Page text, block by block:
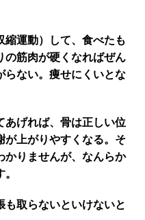
運動）して、食べたも
の筋肉が硬くなればぜん
らない。痩せにくいとな
あげれば、骨は正しい位
が上がりやすくなる。そ
かりませんが、なんらか
取らないといけないと